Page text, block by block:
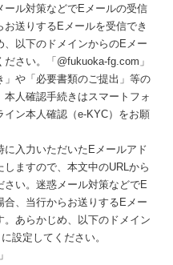
ール対策などでEメールの受信
送りするEメールを受信でき
以下のドメインからのEメー
さい。「@fukuoka-fg.com」
や「必要書類のご提出」等の
人確認手続きはスマートフォ
ン本人確認（e-KYC）をお願
に入力いただいたEメールアド
ますので、本文中のURLから
い。迷惑メール対策などでE
合、当行からお送りするEメー
あらかじめ、以下のドメイン
設定してください。